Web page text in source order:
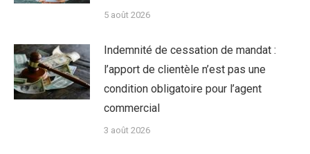
5 août 2026
Indemnité de cessation de mandat :
l’apport de clientèle n’est pas une
condition obligatoire pour l’agent
commercial
3 août 2026